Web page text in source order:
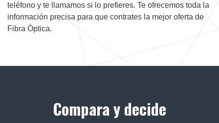
teléfono y te llamamos si lo prefieres. Te ofrecemos toda la
información precisa para que contrates la mejor oferta de
Fibra Óptica.
Compara y decide